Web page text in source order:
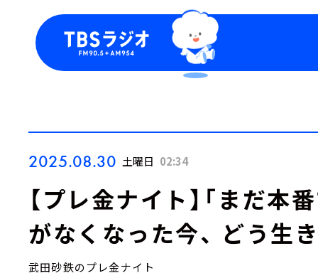
2025.08.30 土曜日 02:34
【プレ金ナイト】「まだ本
がなくなった今、 どう生
武田砂鉄のプレ金ナイト